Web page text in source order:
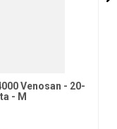
Venosan - 20-
- M